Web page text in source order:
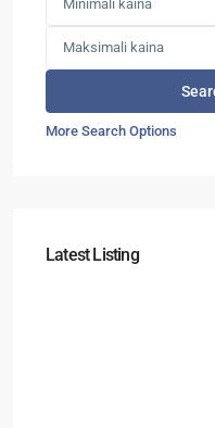
More Search Options
Latest Listing